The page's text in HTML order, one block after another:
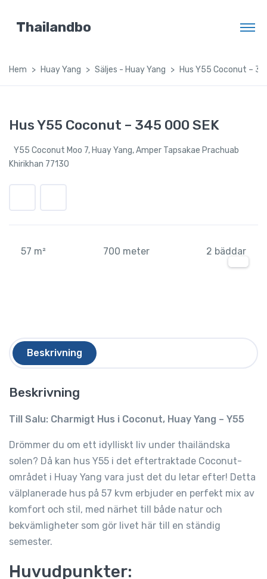
Thailandbo
Hem Huay Yang Säljes - Huay Yang Hus Y55 Coconut –
Hus Y55 Coconut – 345 000 SEK
Y55 Coconut Moo 7, Huay Yang, Amper Tapsakae Prachuab
Khirikhan 77130
57 m² 700 meter 2 bäddar
Beskrivning
Beskrivning
Till Salu: Charmigt Hus i Coconut, Huay Yang – Y55
Drömmer du om ett idylliskt liv under thailändska
solen? Då kan hus Y55 i det eftertraktade Coconut-
området i Huay Yang vara just det du letar efter! Detta
välplanerade hus på 57 kvm erbjuder en perfekt mix av
komfort och stil, med närhet till både natur och
bekvämligheter som gör livet här till en ständig
semester.
Huvudpunkter: